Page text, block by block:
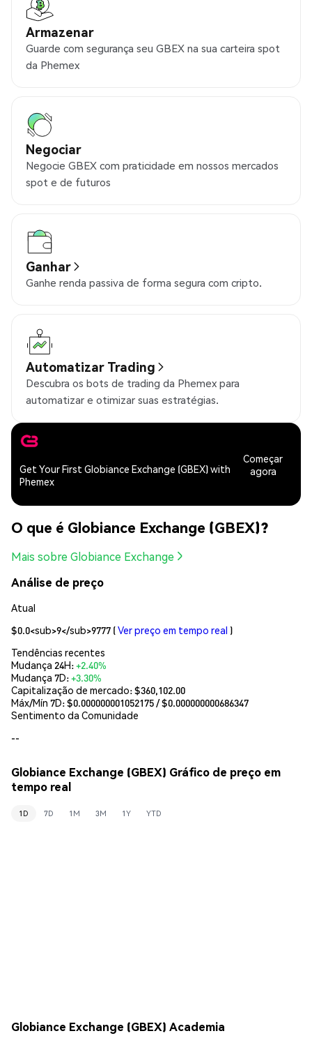
Armazenar
Guarde com segurança seu GBEX na sua carteira spot
da Phemex
Negociar
Negocie GBEX com praticidade em nossos mercados
spot e de futuros
Ganhar
Ganhe renda passiva de forma segura com cripto.
Automatizar Trading
Descubra os bots de trading da Phemex para
automatizar e otimizar suas estratégias.
Get Your First Globiance Exchange (GBEX) with
Phemex
Começar
agora
O que é Globiance Exchange (GBEX)?
Mais sobre Globiance Exchange
Análise de preço
Atual
$0.0<sub>9</sub>9777 (Ver preço em tempo real )
Tendências recentes
Mudança 24H:+2.40%
Mudança 7D:+3.30%
Capitalização de mercado:$360,102.00
Máx/Mín 7D: $0.000000001052175 / $0.000000000686347
Sentimento da Comunidade
--
Globiance Exchange (GBEX) Gráfico de preço em
tempo real
1D 7D 1M 3M 1Y YTD
Globiance Exchange (GBEX) Academia